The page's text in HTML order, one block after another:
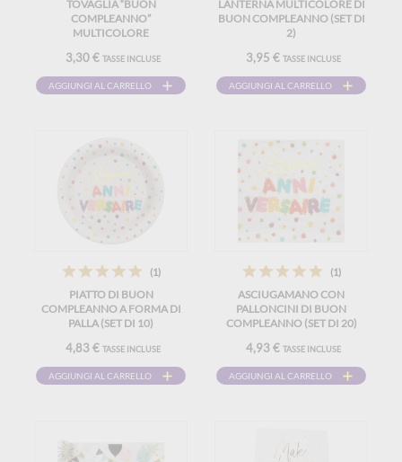
TOVAGLIA “BUON
COMPLEANNO”
MULTICOLORE
3,30 € TASSE INCLUSE
AGGIUNGI AL CARRELLO
LANTERNA MULTICOLORE DI
BUON COMPLEANNO (SET DI
2)
3,95 € TASSE INCLUSE
AGGIUNGI AL CARRELLO
(1)
PIATTO DI BUON
COMPLEANNO A FORMA DI
PALLA (SET DI 10)
4,83 € TASSE INCLUSE
AGGIUNGI AL CARRELLO
(1)
ASCIUGAMANO CON
PALLONCINI DI BUON
COMPLEANNO (SET DI 20)
4,93 € TASSE INCLUSE
AGGIUNGI AL CARRELLO